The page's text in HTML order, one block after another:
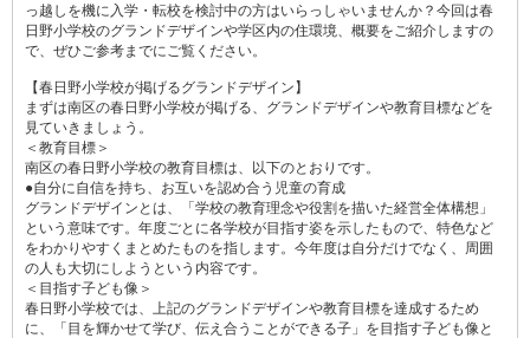
っ越しを機に入学・転校を検討中の方はいらっしゃいませんか？今回は春
日野小学校のグランドデザインや学区内の住環境、概要をご紹介しますの
で、ぜひご参考までにご覧ください。
【春日野小学校が掲げるグランドデザイン】
まずは南区の春日野小学校が掲げる、グランドデザインや教育目標などを
見ていきましょう。
＜教育目標＞
南区の春日野小学校の教育目標は、以下のとおりです。
●自分に自信を持ち、お互いを認め合う児童の育成
グランドデザインとは、「学校の教育理念や役割を描いた経営全体構想」
という意味です。年度ごとに各学校が目指す姿を示したもので、特色など
をわかりやすくまとめたものを指します。今年度は自分だけでなく、周囲
の人も大切にしようという内容です。
＜目指す子ども像＞
春日野小学校では、上記のグランドデザインや教育目標を達成するため
に、「目を輝かせて学び、伝え合うことができる子」を目指す子ども像と